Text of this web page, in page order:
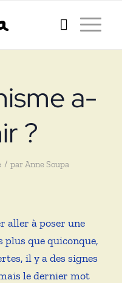
a-
?
/ parAnne Soupa
aller à poser une
plus que quiconque,
il y a des signes
le dernier mot